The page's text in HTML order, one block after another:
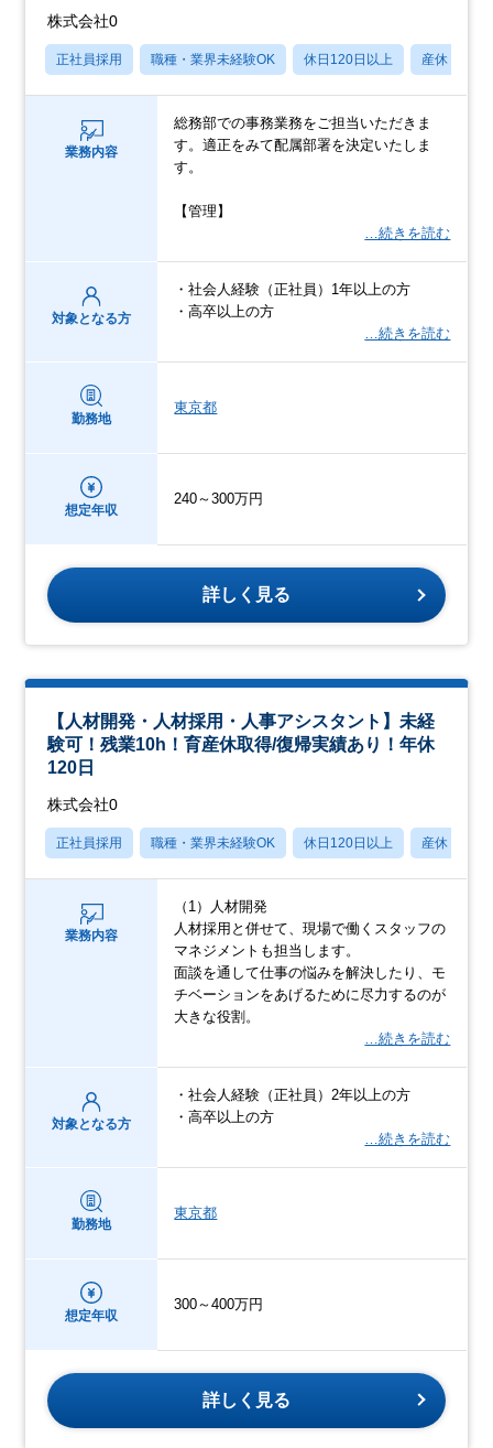
株式会社0
正社員採用 職種・業界未経験OK 休日120日以上 産休・育休
業務内容
総務部での事務業務をご担当いただきま
す。適正をみて配属部署を決定いたしま
す。
【管理】
…続きを読む
対象となる方
・社会人経験（正社員）1年以上の方
・高卒以上の方
…続きを読む
勤務地
東京都
想定年収
240～300万円
詳しく見る
【人材開発・人材採用・人事アシスタント】未経
験可！残業10h！育産休取得/復帰実績あり！年休
120日
株式会社0
正社員採用 職種・業界未経験OK 休日120日以上 産休・育休
業務内容
（1）人材開発
人材採用と併せて、現場で働くスタッフの
マネジメントも担当します。
面談を通して仕事の悩みを解決したり、モ
チベーションをあげるために尽力するのが
大きな役割。
…続きを読む
対象となる方
・社会人経験（正社員）2年以上の方
・高卒以上の方
…続きを読む
勤務地
東京都
想定年収
300～400万円
詳しく見る